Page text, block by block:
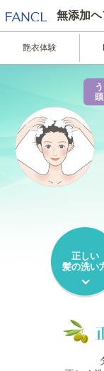
無添加
艶衣体験
正しい
髪の洗い